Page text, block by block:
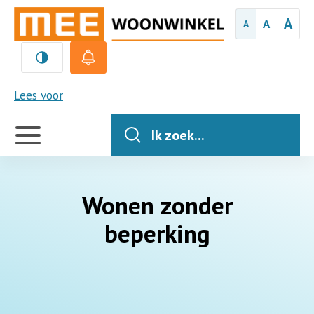
A A A
Lees voor
MEE
Handige
links
Ik zoek...
Wonen zonder
beperking